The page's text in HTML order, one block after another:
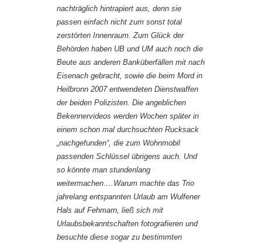
nachträglich hintrapiert aus, denn sie
passen einfach nicht zum sonst total
zerstörten Innenraum. Zum Glück der
Behörden haben UB und UM auch noch die
Beute aus anderen Banküberfällen mit nach
Eisenach gebracht, sowie die beim Mord in
Heilbronn 2007 entwendeten Dienstwaffen
der beiden Polizisten. Die angeblichen
Bekennervideos werden Wochen später in
einem schon mal durchsuchten Rucksack
„nachgefunden“, die zum Wohnmobil
passenden Schlüssel übrigens auch. Und
so könnte man stundenlang
weitermachen….Warum machte das Trio
jahrelang entspannten Urlaub am Wulfener
Hals auf Fehmarn, ließ sich mit
Urlaubsbekanntschaften fotografieren und
besuchte diese sogar zu bestimmten